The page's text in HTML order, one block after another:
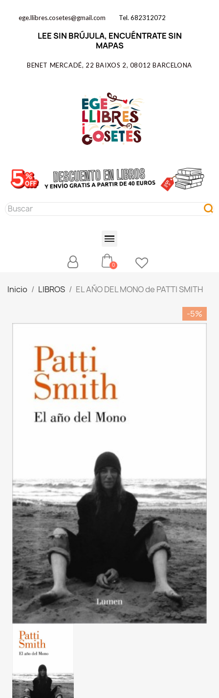
ege.llibres.cosetes@gmail.com Tel. 682312072
LEE SIN BRÚJULA, ENCUÉNTRATE SIN
MAPAS
BENET MERCADÉ, 22 BAIXOS 2, 08012 BARCELONA
Inicio LIBROS EL AÑO DEL MONO de PATTI SMITH
-5%